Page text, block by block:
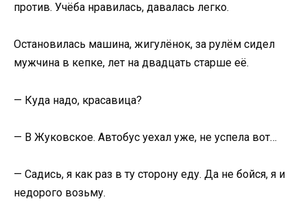
против. Учёба нравилась, давалась легко.
Остановилась машина, жигулёнок, за рулём сидел
мужчина в кепке, лет на двадцать старше её.
— Куда надо, красавица?
— В Жуковское. Автобус уехал уже, не успела вот…
— Садись, я как раз в ту сторону еду. Да не бойся, я и
недорого возьму.